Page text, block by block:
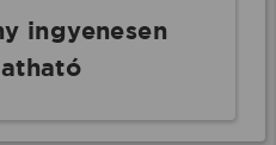
ingyenesen